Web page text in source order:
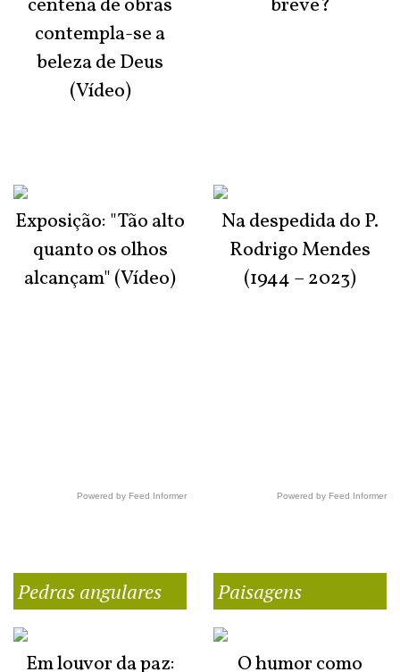
centena de obras
contempla-se a
beleza de Deus
(Vídeo)
Exposição: "Tão alto
quanto os olhos
alcançam" (Vídeo)
Powered by Feed Informer
breve?
Na despedida do P.
Rodrigo Mendes
(1944 – 2023)
Powered by Feed Informer
Pedras angulares
Em louvor da paz:
Paisagens
O humor como